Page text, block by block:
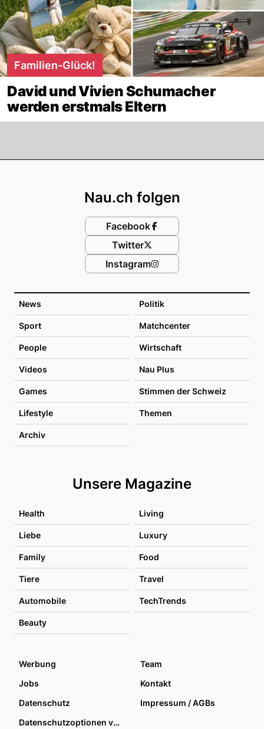
Familien-Glück!
David und Vivien Schumacher
werden erstmals Eltern
News Politik
Sport Matchcenter
People Wirtschaft
Videos Nau Plus
Games Stimmen der Schweiz
Lifestyle Themen
Archiv
Unsere Magazine
Health Living
Liebe Luxury
Family Food
Tiere Travel
Automobile TechTrends
Beauty
Nau.ch folgen
Facebook
Twitter
Instagram
Werbung
Team
Jobs
Kontakt
Datenschutz
Impressum / AGBs
Datenschutzoptionen verwalten